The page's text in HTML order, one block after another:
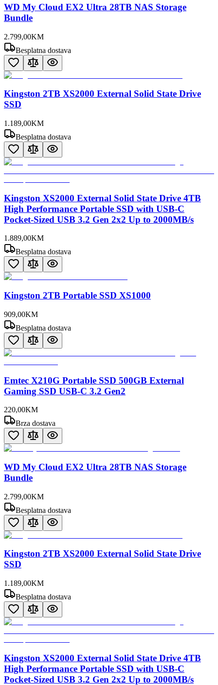
WD My Cloud EX2 Ultra 28TB NAS Storage
Bundle
2.799,00KM
Besplatna dostava
Kingston 2TB XS2000 External Solid State Drive
SSD
1.189,00KM
Besplatna dostava
Kingston XS2000 External Solid State Drive 4TB
High Performance Portable SSD with USB-C
Pocket-Sized USB 3.2 Gen 2x2 Up to 2000MB/s
1.889,00KM
Besplatna dostava
Kingston 2TB Portable SSD XS1000
909,00KM
Besplatna dostava
Emtec X210G Portable SSD 500GB External
Gaming SSD USB-C 3.2 Gen2
220,00KM
Brza dostava
WD My Cloud EX2 Ultra 28TB NAS Storage
Bundle
2.799,00KM
Besplatna dostava
Kingston 2TB XS2000 External Solid State Drive
SSD
1.189,00KM
Besplatna dostava
Kingston XS2000 External Solid State Drive 4TB
High Performance Portable SSD with USB-C
Pocket-Sized USB 3.2 Gen 2x2 Up to 2000MB/s